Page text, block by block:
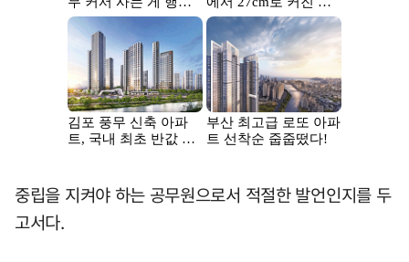
중립을 지켜야 하는 공무원으로서 적절한 발언인지를 두
고서다.